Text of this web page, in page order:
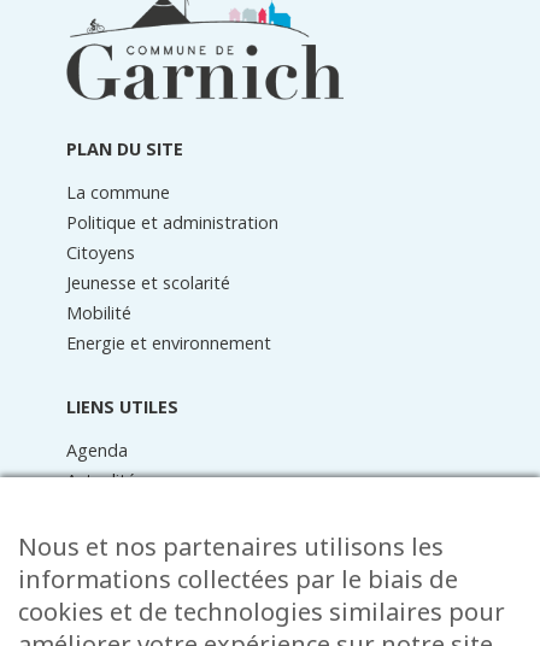
PLAN DU SITE
La commune
Politique et administration
Citoyens
Jeunesse et scolarité
Mobilité
Energie et environnement
LIENS UTILES
Agenda
Actualités
Raider online
Formulaires
Faq
Contact
Nous et nos partenaires utilisons les
informations collectées par le biais de
cookies et de technologies similaires pour